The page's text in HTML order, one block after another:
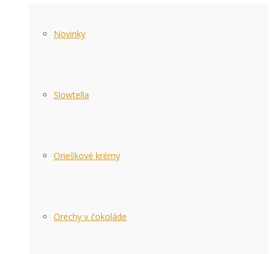
Novinky
Slowtella
Orieškové krémy
Orechy v čokoláde